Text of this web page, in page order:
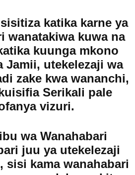
katika karne ya
wanatakiwa kuwa na
kuunga mkono
Jamii, utekelezaji wa
zake kwa wananchi,
Serikali pale
vizuri.
wa Wanahabari
juu ya utekelezaji
sisi kama wanahabari